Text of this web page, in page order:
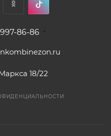
86-86
18/22